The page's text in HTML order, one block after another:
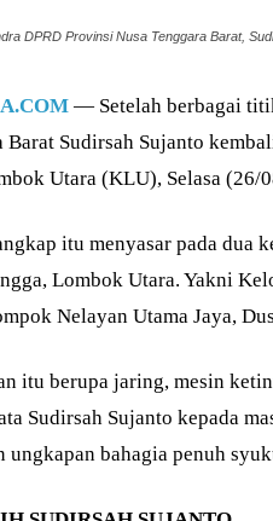
DPRD Provinsi Nusa Tenggara Barat,
— Setelah berbagai
Barat Sudirsah Sujanto
Utara (KLU), Selasa (26/
itu menyasar pada dua
Lombok Utara. Yakni
Nelayan Utama Jaya,
itu berupa jaring, mesin
Sudirsah Sujanto kepada
ungkapan bahagia penuh